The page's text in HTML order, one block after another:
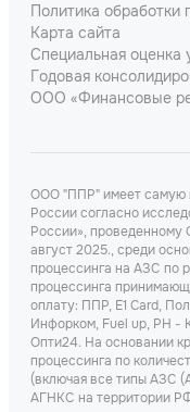
Политика
Карта сайта
Специальная оценка
Годовая
ООО «Финансовые
ООО "ППР" имеет самую
России согласно
России»,
август 2025., среди
процессинга на АЗС по
процессинга
оплату: ППР, Е1 Card,
Инфорком, Fuel up, РН -
Опти24. На основании
процессинга по
(включая все типы
АГНКС на территории